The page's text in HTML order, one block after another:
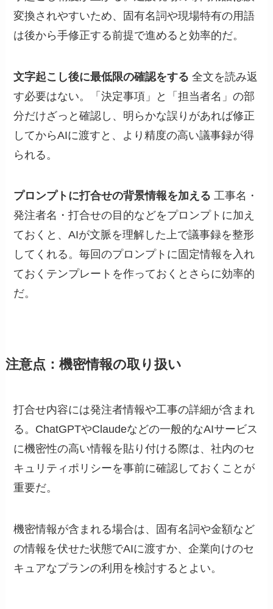
変換されやすいため、固有名詞や現場特有の用語
は後から手修正する前提で進めると効率的だ。
文字起こし後に最低限の確認をする 全文を読み返
す必要はない。「決定事項」と「担当者名」の部
分だけざっと確認し、明らかな誤りがあれば修正
してからAIに渡すと、より精度の高い議事録が得
られる。
プロンプトに打合せの背景情報を加える 工事名・
発注者名・打合せの目的などをプロンプトに加え
ておくと、AIが文脈を理解した上で議事録を整形
してくれる。毎回のプロンプトに固定情報を入れ
ておくテンプレートを作っておくとさらに効率的
だ。
注意点：機密情報の取り扱い
打合せ内容には発注者情報や工事の詳細が含まれ
る。ChatGPTやClaudeなどの一般的なAIサービス
に機密性の高い情報を貼り付ける際は、社内のセ
キュリティポリシーを事前に確認しておくことが
重要だ。
機密情報が含まれる場合は、固有名詞や金額など
の情報を伏せた状態でAIに渡すか、企業向けのセ
キュアなプランの利用を検討するとよい。